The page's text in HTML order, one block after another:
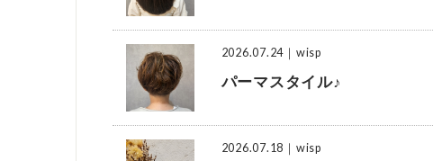
2026.07.24 ｜wisp
パーマスタイル♪
2026.07.18 ｜wisp